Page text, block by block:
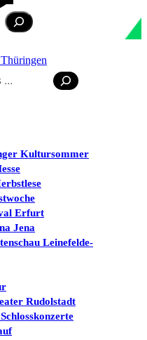
Kultursommer
Erfurt
Jena
Leinefelde-
Rudolstadt